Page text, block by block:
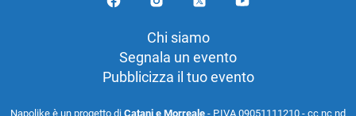
Chi siamo
Segnala un evento
Pubblicizza il tuo evento
Napolike è un progetto di Catani e Morreale - P.IVA 09051111210 - cc nc nd